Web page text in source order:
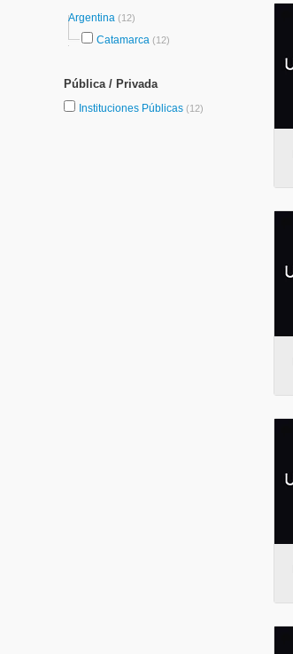
Argentina (12)
Catamarca (12)
Pública / Privada
Instituciones Públicas (12)